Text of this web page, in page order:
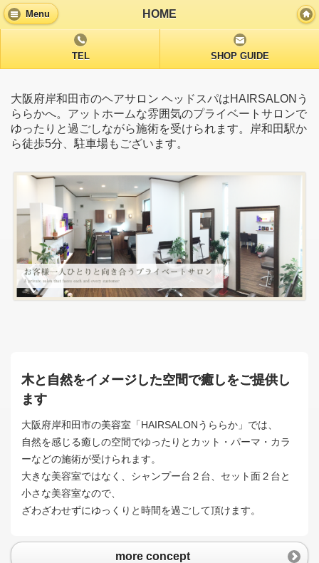
Menu HOME
TEL SHOP GUIDE
大阪府岸和田市のヘアサロン ヘッドスパはHAIRSALONう
ららかへ。アットホームな雰囲気のプライベートサロンで
ゆったりと過ごしながら施術を受けられます。岸和田駅か
ら徒歩5分、駐車場もございます。
木と自然をイメージした空間で癒しをご提供し
ます
大阪府岸和田市の美容室「HAIRSALONうららか」では、
自然を感じる癒しの空間でゆったりとカット・パーマ・カラ
ーなどの施術が受けられます。
大きな美容室ではなく、シャンプー台２台、セット面２台と
小さな美容室なので、
ざわざわせずにゆっくりと時間を過ごして頂けます。
more concept